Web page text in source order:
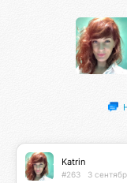
Katrin
#263 3